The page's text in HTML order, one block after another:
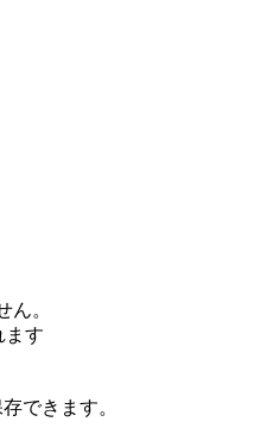
ん。
ます
できます。